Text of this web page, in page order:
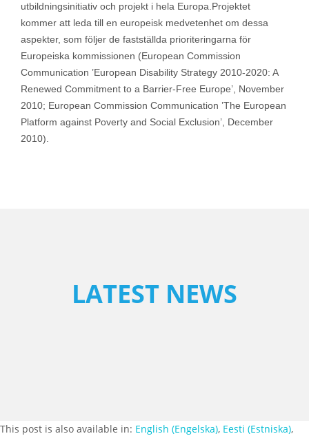
utbildningsinitiativ och projekt i hela Europa.Projektet
kommer att leda till en europeisk medvetenhet om dessa
aspekter, som följer de fastställda prioriteringarna för
Europeiska kommissionen (European Commission
Communication ’European Disability Strategy 2010-2020: A
Renewed Commitment to a Barrier-Free Europe’, November
2010; European Commission Communication ’The European
Platform against Poverty and Social Exclusion’, December
2010).
LATEST NEWS
This post is also available in: English (Engelska) Eesti (Estniska)